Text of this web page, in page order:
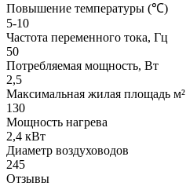
Повышение температуры (℃)
5-10
Частота переменного тока, Гц
50
Потребляемая мощность, Вт
2,5
Максимальная жилая площадь м²
130
Мощность нагрева
2,4 кВт
Диаметр воздуховодов
245
Отзывы